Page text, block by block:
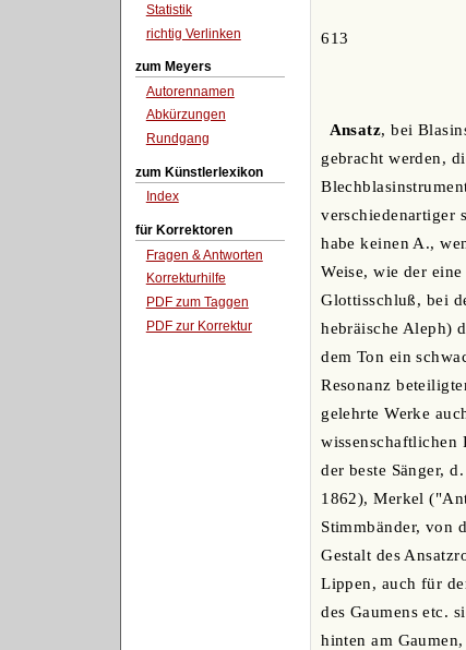
Statistik
richtig Verlinken
zum Meyers
Autorennamen
Abkürzungen
Rundgang
zum Künstlerlexikon
Index
für Korrektoren
Fragen & Antworten
Korrekturhilfe
PDF zum Taggen
PDF zur Korrektur
613
Ansatz, bei
gebracht werden,
verschiedenartiger
habe keinen A.,
Weise, wie der
Glottisschluß, bei
hebräische Aleph)
dem Ton ein
Resonanz
gelehrte Werke
wissenschaftlichen
der beste Sänger,
1862), Merkel
Stimmbänder, von
Gestalt des
Lippen, auch für
des Gaumens etc.
hinten am